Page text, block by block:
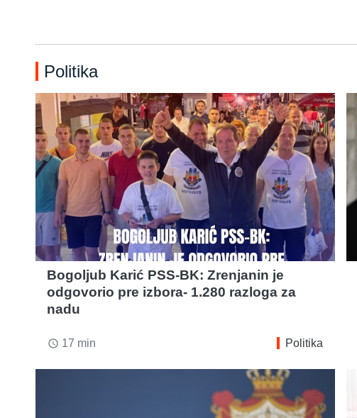
Politika
Bogoljub Karić PSS-BK: Zrenjanin je
odgovorio pre izbora- 1.280 razloga za
nadu
access_time 17 min Politika